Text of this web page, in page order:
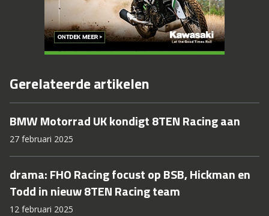
Gerelateerde artikelen
BMW Motorrad UK kondigt 8TEN Racing aan
27 februari 2025
drama: FHO Racing focust op BSB, Hickman en
Todd in nieuw 8TEN Racing team
12 februari 2025